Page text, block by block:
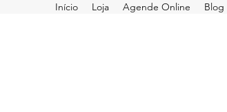
Início Loja Agende Online Blog